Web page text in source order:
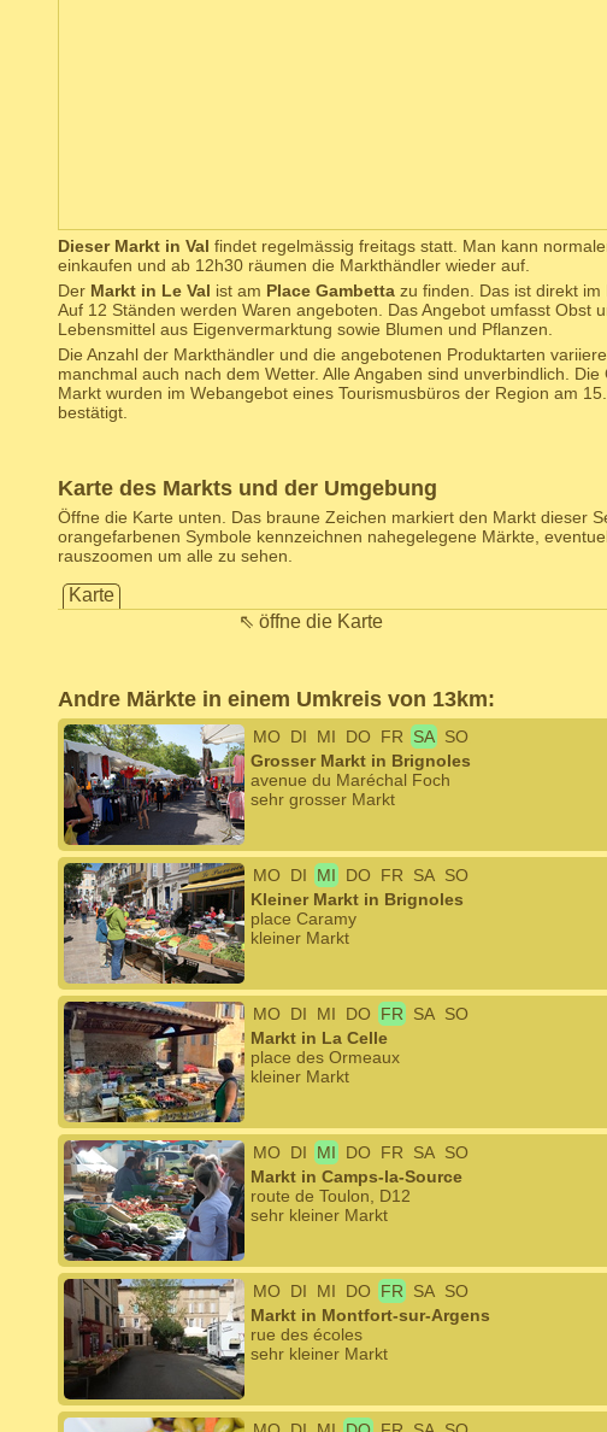
Dieser Markt in Val findet regelmässig freitags statt. Man kann
einkaufen und ab 12h30 räumen die Markthändler wieder auf.
Der Markt in Le Val ist am Place Gambettazu finden. Das ist direkt im
Auf 12 Ständen werden Waren angeboten. Das Angebot umfasst Obst
Lebensmittel aus Eigenvermarktung sowie Blumen und Pflanzen.
Die Anzahl der Markthändler und die angebotenen Produktarten
manchmal auch nach dem Wetter. Alle Angaben sind unverbindlich.
Markt wurden im Webangebot eines Tourismusbüros der Region am
bestätigt.
Karte des Markts und der Umgebung
Öffne die Karte unten. Das braune Zeichen markiert den Markt dieser
orangefarbenen Symbole kennzeichnen nahegelegene Märkte,
rauszoomen um alle zu sehen.
Karte
⇖ öffne die Karte
Andre Märkte in einem Umkreis von 13km:
MO DI MI DO FR SA SO
Grosser Markt in Brignoles
avenue du Maréchal Foch
sehr grosser Markt
MO DI MI DO FR SA SO
Kleiner Markt in Brignoles
place Caramy
kleiner Markt
MO DI MI DO FR SA SO
Markt in La Celle
place des Ormeaux
kleiner Markt
MO DI MI DO FR SA SO
Markt in Camps-la-Source
route de Toulon, D12
sehr kleiner Markt
MO DI MI DO FR SA SO
Markt in Montfort-sur-Argens
rue des écoles
sehr kleiner Markt